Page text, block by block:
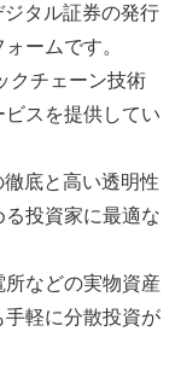
タル証券の発行
ームです。
クチェーン技術
スを提供してい
底と高い透明性
投資家に最適な
などの実物資産
手軽に分散投資が